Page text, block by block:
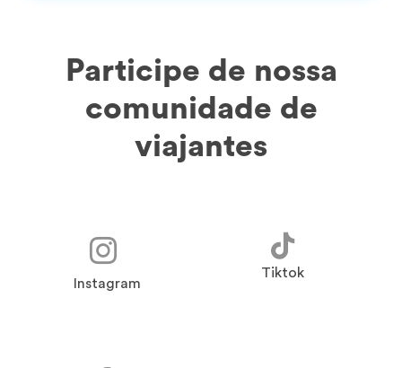
Participe de nossa
comunidade de
viajantes
Instagram
Tiktok